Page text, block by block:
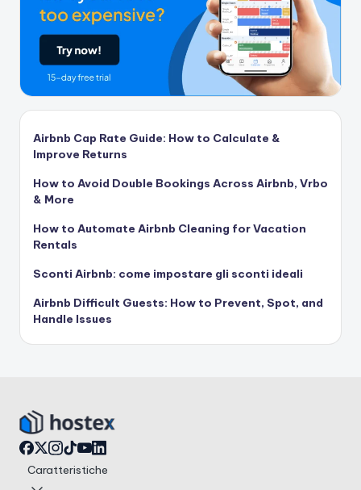
Airbnb Cap Rate Guide: How to Calculate &
Improve Returns
How to Avoid Double Bookings Across Airbnb, Vrbo
& More
How to Automate Airbnb Cleaning for Vacation
Rentals
Sconti Airbnb: come impostare gli sconti ideali
Airbnb Difficult Guests: How to Prevent, Spot, and
Handle Issues
Caratteristiche